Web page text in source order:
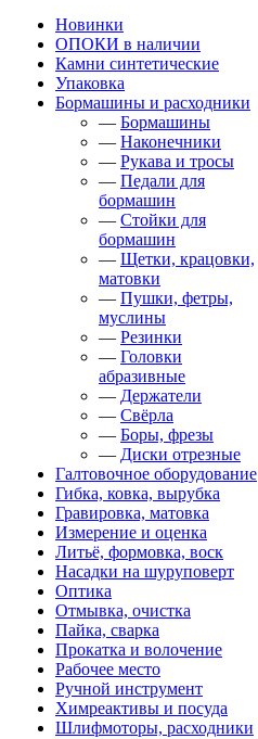
Новинки
ОПОКИ в наличии
Камни синтетические
Упаковка
Бормашины и расходники
— Бормашины
— Наконечники
— Рукава и тросы
— Педали для
бормашин
— Стойки для
бормашин
— Щетки, крацовки,
матовки
— Пушки, фетры,
муслины
— Резинки
— Головки
абразивные
— Держатели
— Свёрла
— Боры, фрезы
— Диски отрезные
Галтовочное оборудование
Гибка, ковка, вырубка
Гравировка, матовка
Измерение и оценка
Литьё, формовка, воск
Насадки на шуруповерт
Оптика
Отмывка, очистка
Пайка, сварка
Прокатка и волочение
Рабочее место
Ручной инструмент
Химреактивы и посуда
Шлифмоторы, расходники